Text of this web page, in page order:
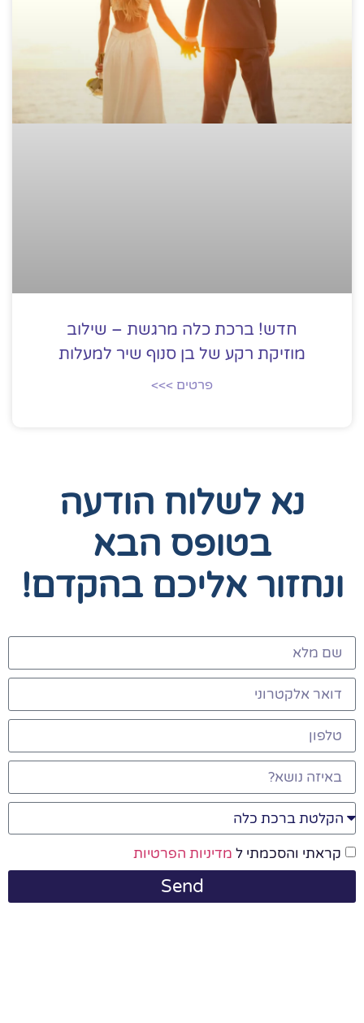
חדש! ברכת כלה מרגשת – שילוב
מוזיקת רקע של בן סנוף שיר למעלות
פרטים >>>
נא לשלוח הודעה
בטופס הבא
ונחזור אליכם בהקדם!
קראתי והסכמתי ל מדיניות הפרטיות
Send